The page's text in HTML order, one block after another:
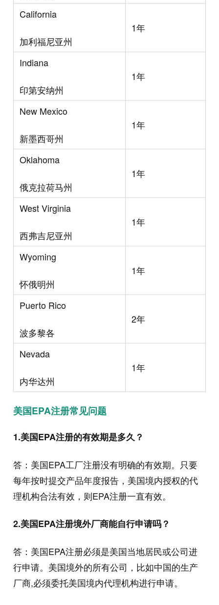
California
加利福尼亚州
1年
Indiana
印第安纳州
1年
New Mexico
新墨西哥州
1年
Oklahoma
俄克拉荷马州
1年
West Virginia
西弗吉尼亚州
1年
Wyoming
怀俄明州
1年
Puerto Rico
波多黎各
2年
Nevada
内华达州
1年
美国EPA注册常见问题
1.美国EPA注册的有效期是多久？
答：美国EPA工厂注册没有明确的有效期。只要
每年按时提交产品年度报告，美国境内授权的代
理机构合法有效，则EPA注册一直有效。
2.美国EPA注册境外厂商能自行申请吗？
答：美国EPA注册必须是美国当地居民或公司进
行申请。美国境外的所有公司，比如中国的生产
厂商,必须委托美国境内代理机构进行申请。